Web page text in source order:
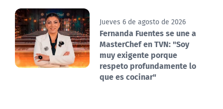
Jueves 6 de agosto de 2026
Fernanda Fuentes se une a
MasterChef en TVN: "Soy
muy exigente porque
respeto profundamente lo
que es cocinar"